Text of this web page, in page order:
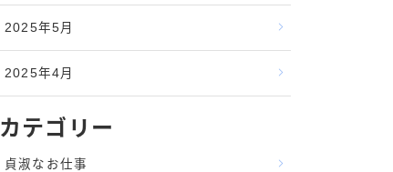
2025年5月
2025年4月
カテゴリー
貞淑なお仕事